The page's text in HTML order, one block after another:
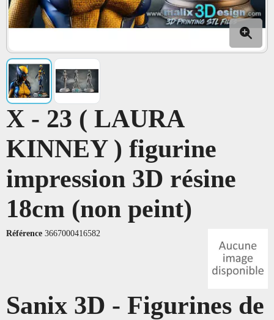
X - 23 ( LAURA
KINNEY ) figurine
impression 3D résine
18cm (non peint)
Référence 3667000416582
Sanix 3D - Figurines de